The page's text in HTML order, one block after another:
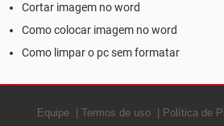
Cortar imagem no word
Como colocar imagem no word
Como limpar o pc sem formatar
Equipe Termos de uso Política de